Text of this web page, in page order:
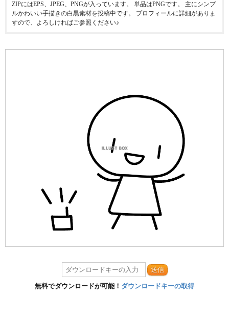
ZIPにはEPS、JPEG、PNGが入っています。 単品はPNGです。 主にシンプ
ルかわいい手描きの白黒素材を投稿中です。 プロフィールに詳細がありま
すので、よろしければご参照ください♪
送信
無料でダウンロードが可能！ ダウンロードキーの取得